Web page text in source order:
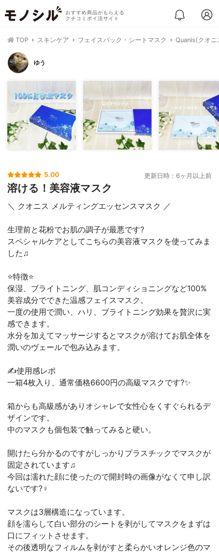
おすすめ商品がもらえる
クチコミポイ活サイト
TOP スキンケア フェイスパック・シートマスク Quanis(クオ
ゆう
5.00 更新日時：6ヶ月以上前
溶ける！美容液マスク
＼ クオニス メルティングエッセンスマスク ／
生理前と花粉でお肌の調子が最悪です?
スペシャルケアとしてこちらの美容液マスクを使ってみま
した♫
⭐️特徴⭐️
保湿、ブライトニング、肌コンディショニングなど100%
美容成分でできた温感フェイスマスク。
一度の使用で潤い、ハリ、ブライトニング効果を贅沢に実
感できます。
水分を加えてマッサージするとマスクが溶けてお肌全体を
潤いのヴェールで包み込みます。
✍️使用感レポ
一箱4枚入り、通常価格6600円の高級マスクです?✨
箱からも高級感がありオシャレで女性心をくすぐられるデ
ザインです。
中のマスクも個包装で触ってみると硬い。
開けたら分かるのですがしっかりプラスチックでマスクが
固定されています♫
今回は濡れた顔に使ったので開封時の画像がなくて申し訳
ないです?‍♀️
マスクは3層構造になっています。
顔を濡らして白い部分のシートを剥がしてマスクをまずは
口にフィットさせます。
その後透明なフィルムを剥がすと柔らかいオレンジ色のマ